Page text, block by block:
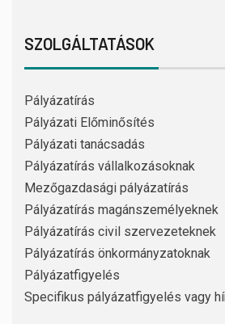
SZOLGÁLTATÁSOK
Pályázatírás
Pályázati Előminősítés
Pályázati tanácsadás
Pályázatírás vállalkozásoknak
Mezőgazdasági pályázatírás
Pályázatírás magánszemélyeknek
Pályázatírás civil szervezeteknek
Pályázatírás önkormányzatoknak
Pályázatfigyelés
Specifikus pályázatfigyelés vagy